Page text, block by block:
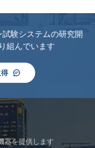
験システムの研究開
組んでいます
器を提供します